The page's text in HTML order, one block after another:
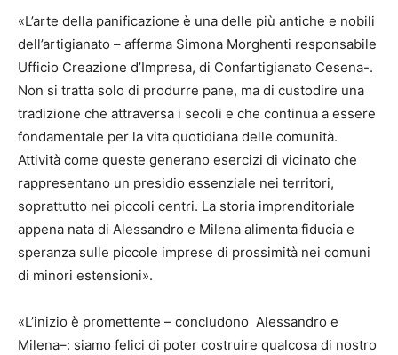
«L’arte della panificazione è una delle più antiche e nobili
dell’artigianato – afferma Simona Morghenti responsabile
Ufficio Creazione d’Impresa, di Confartigianato Cesena-.
Non si tratta solo di produrre pane, ma di custodire una
tradizione che attraversa i secoli e che continua a essere
fondamentale per la vita quotidiana delle comunità.
Attività come queste generano esercizi di vicinato che
rappresentano un presidio essenziale nei territori,
soprattutto nei piccoli centri. La storia imprenditoriale
appena nata di Alessandro e Milena alimenta fiducia e
speranza sulle piccole imprese di prossimità nei comuni
di minori estensioni».
«L’inizio è promettente – concludono Alessandro e
Milena–: siamo felici di poter costruire qualcosa di nostro